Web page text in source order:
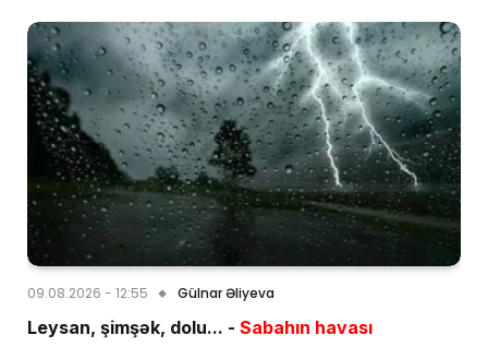
09.08.2026 - 12:55 Gülnar Əliyeva
Leysan, şimşək, dolu... - Sabahın havası